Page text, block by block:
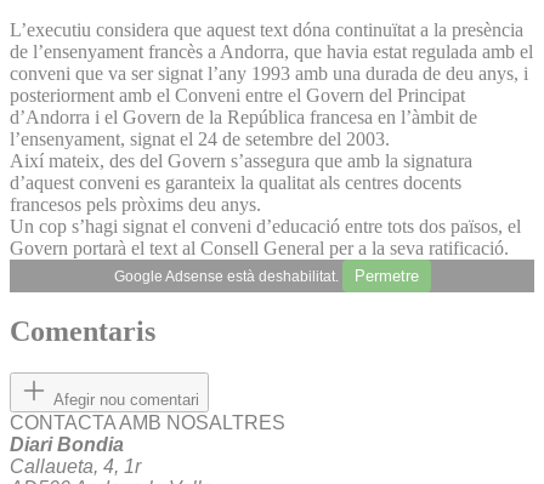
L’executiu considera que aquest text dóna continuïtat a la presència
de l’ensenyament francès a Andorra, que havia estat regulada amb el
conveni que va ser signat l’any 1993 amb una durada de deu anys, i
posteriorment amb el Conveni entre el Govern del Principat
d’Andorra i el Govern de la República francesa en l’àmbit de
l’ensenyament, signat el 24 de setembre del 2003.
Així mateix, des del Govern s’assegura que amb la signatura
d’aquest conveni es garanteix la qualitat als centres docents
francesos pels pròxims deu anys.
Un cop s’hagi signat el conveni d’educació entre tots dos països, el
Govern portarà el text al Consell General per a la seva ratificació.
Google Adsense està deshabilitat. Permetre
Comentaris
Afegir nou comentari
CONTACTA AMB NOSALTRES
Diari Bondia
Callaueta, 4, 1r